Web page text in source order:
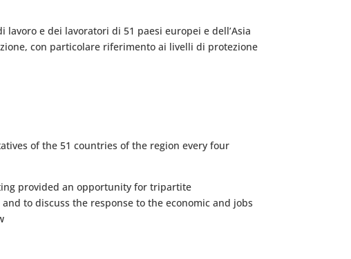
e dei lavoratori di 51 paesi europei e dell’Asia
con particolare riferimento ai livelli di protezione
of the 51 countries of the region every four
provided an opportunity for tripartite
to discuss the response to the economic and jobs